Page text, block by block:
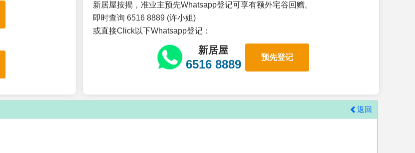
新居屋按揭，准业主预先Whatsapp登记可享有额外宅谷回赠。
即时查询 6516 8889 (许小姐)
或直接Click以下Whatsapp登记：
新居屋
6516 8889
预先登记
返回